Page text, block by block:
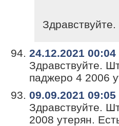
24.12.2021 00:04
Здравствуйте.
паджеро 4 2006
09.09.2021 09:05
Здравствуйте.
2008 утерян.